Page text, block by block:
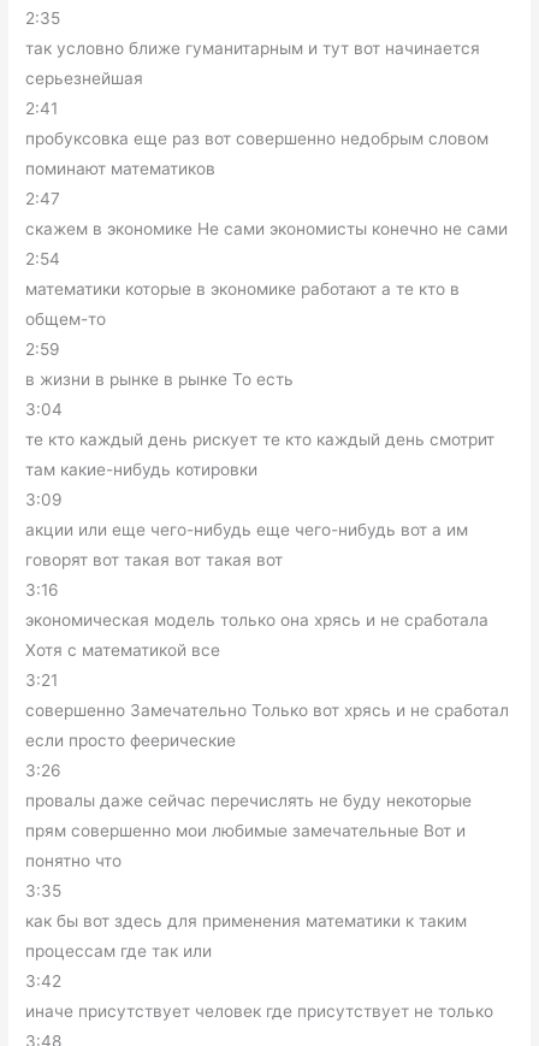
2:35
так условно ближе гуманитарным и тут вот начинается
серьезнейшая
2:41
пробуксовка еще раз вот совершенно недобрым словом
поминают математиков
2:47
скажем в экономике Не сами экономисты конечно не сами
2:54
математики которые в экономике работают а те кто в
общем-то
2:59
в жизни в рынке в рынке То есть
3:04
те кто каждый день рискует те кто каждый день смотрит
там какие-нибудь котировки
3:09
акции или еще чего-нибудь еще чего-нибудь вот а им
говорят вот такая вот такая вот
3:16
экономическая модель только она хрясь и не сработала
Хотя с математикой все
3:21
совершенно Замечательно Только вот хрясь и не сработал
если просто феерические
3:26
провалы даже сейчас перечислять не буду некоторые
прям совершенно мои любимые замечательные Вот и
понятно что
3:35
как бы вот здесь для применения математики к таким
процессам где так или
3:42
иначе присутствует человек где присутствует не только
3:48